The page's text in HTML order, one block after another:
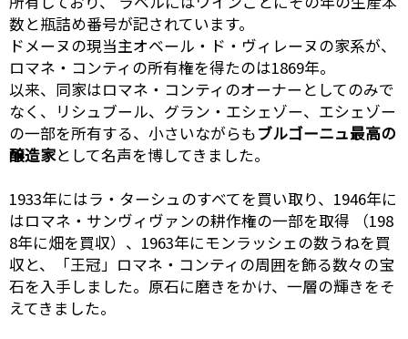
数と瓶詰め番号が記されています。
ドメーヌの現当主オベール・ド・ヴィレーヌの家系が、
ロマネ・コンティの所有権を得たのは1869年。
以来、同家はロマネ・コンティのオーナーとしてのみで
なく、リシュブール、グラン・エシェゾー、エシェゾー
の一部を所有する、小さいながらもブルゴーニュ最高の
醸造家として名声を博してきました。
1933年にはラ・ターシュのすべてを買い取り、1946年に
はロマネ・サンヴィヴァンの耕作権の一部を取得 （198
8年に畑を買収）、1963年にモンラッシェの数うねを買
収と、「王冠」ロマネ・コンティの周囲を飾る数々の宝
石を入手しました。原石に磨きをかけ、一層の輝きをそ
えてきました。